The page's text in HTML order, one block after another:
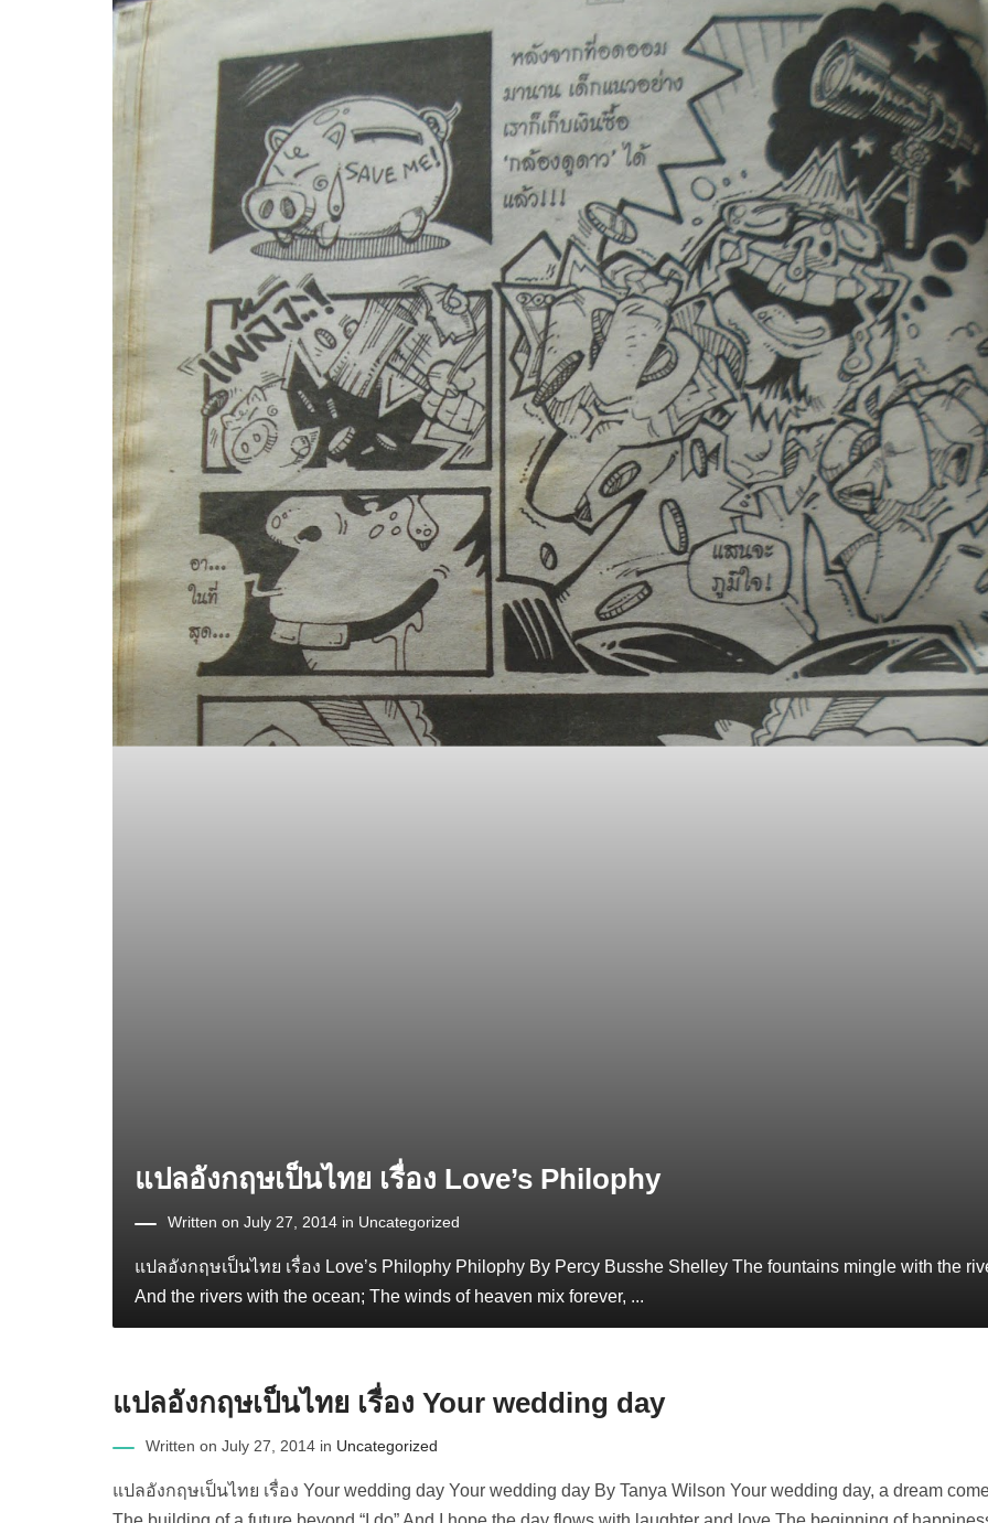
แปลอังกฤษเป็นไทย เรื่อง Love’s Philophy
Written on July 27, 2014 in Uncategorized
แปลอังกฤษเป็นไทย เรื่อง Love’s Philophy Philophy By Percy Busshe Shelley The fountains mingle with the
And the rivers with the ocean; The winds of heaven mix forever, ...
แปลอังกฤษเป็นไทย เรื่อง Your wedding day
Written on July 27, 2014 in Uncategorized
แปลอังกฤษเป็นไทย เรื่อง Your wedding day Your wedding day By Tanya Wilson Your wedding day, a dream